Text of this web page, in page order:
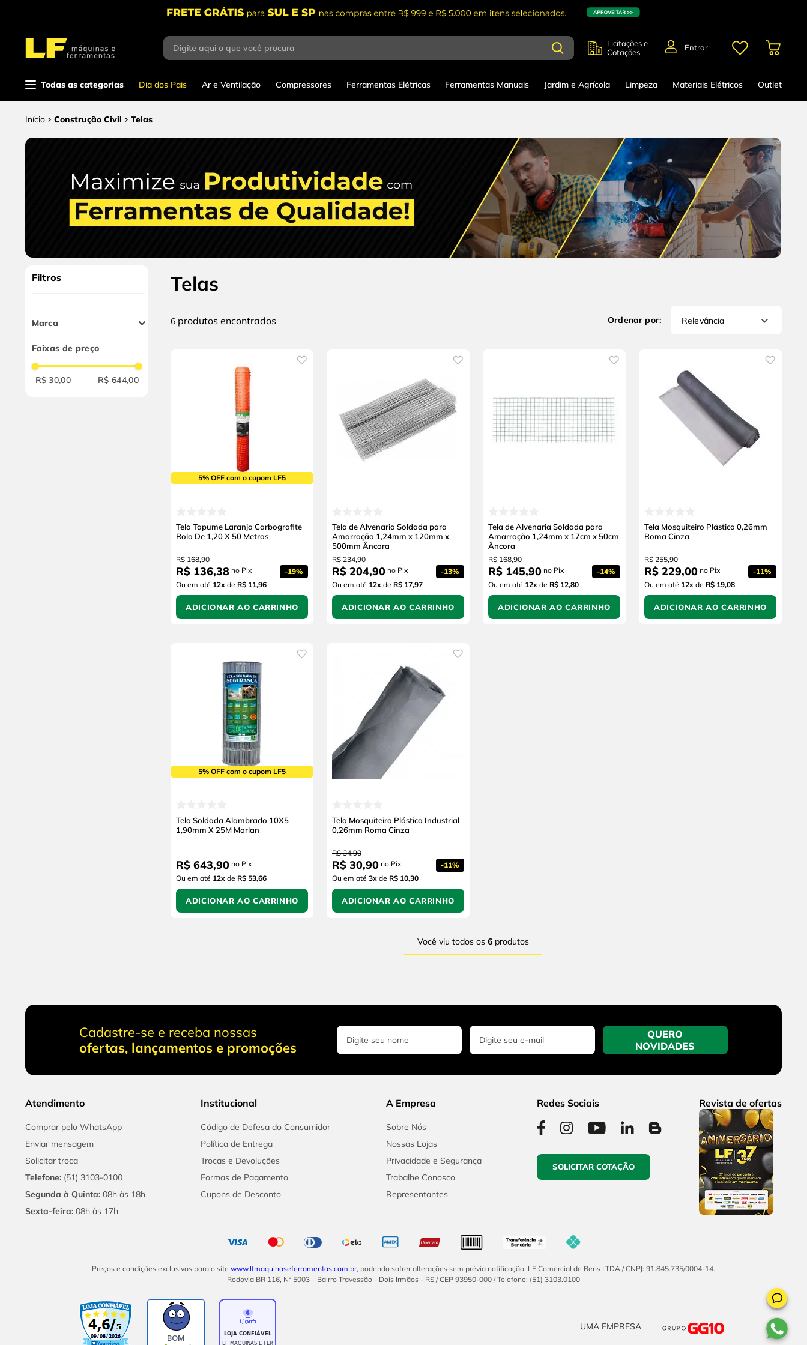
Digite aqui o que você procura
Licitações e
Cotações
Entrar
Todas as categorias Dia dos Pais Ar e Ventilação Compressores Ferramentas Elétricas Ferramentas Manuais Jardim e Agrícola Limpeza Materiais Elétricos Outlet
Construção Civil Telas
Filtros
Marca
Âncora
Morlan
Carbografite
Faixas de preço
R$ 30,00 R$ 644,00
Telas
6 produtos Relevância
5% OFF com o cupom LF5
Tela Tapume Laranja Carbografite
Rolo De 1,20 X 50 Metros
R$ 168,90
R$ 136,38 no Pix -19%
Ou em até 12x de R$ 11,96
ADICIONAR AO CARRINHO
Tela de Alvenaria Soldada para
Amarração 1,24mm x 120mm x
500mm Âncora
R$ 234,90
R$ 204,90 no Pix -13%
Ou em até 12x de R$ 17,97
ADICIONAR AO CARRINHO
Tela de Alvenaria Soldada para
Amarração 1,24mm x 17cm x 50cm
Âncora
R$ 168,90
R$ 145,90 no Pix -14%
Ou em até 12x de R$ 12,80
ADICIONAR AO CARRINHO
Tela Mosquiteiro Plástica 0,26mm
Roma Cinza
R$ 255,90
R$ 229,00 no Pix -11%
Ou em até 12x de R$ 19,08
ADICIONAR AO CARRINHO
5% OFF com o cupom LF5
Tela Soldada Alambrado 10X5
1,90mm X 25M Morlan
R$ 643,90 no Pix
Ou em até 12x de R$ 53,66
ADICIONAR AO CARRINHO
Tela Mosquiteiro Plástica Industrial
0,26mm Roma Cinza
R$ 34,90
R$ 30,90 no Pix -11%
Ou em até 3x de R$ 10,30
ADICIONAR AO CARRINHO
Você viu todos os 6produtos
Cadastre-se e receba nossas
ofertas, lançamentos e promoções
QUERO
NOVIDADES
Atendimento
Comprar pelo WhatsApp
Enviar mensagem
Solicitar troca
Telefone: (51) 3103-0100
Segunda à Quinta: 08h às 18h
Sexta-feira: 08h às 17h
Institucional
Código de Defesa do Consumidor
Política de Entrega
Trocas e Devoluções
Formas de Pagamento
Cupons de Desconto
A Empresa
Sobre Nós
Nossas Lojas
Privacidade e Segurança
Trabalhe Conosco
Representantes
Redes Sociais
SOLICITAR COTAÇÃO
Revista de ofertas
Preços e condições exclusivos para o site www.lfmaquinaseferramentas.com.br, podendo sofrer alterações sem prévia notificação. LF Comercial de Bens LTDA / CNPJ: 91.845.735/0004-14.
Rodovia BR 116, Nº 5003 – Bairro Travessão - Dois Irmãos - RS / CEP 93950-000 / Telefone: (51) 3103.0100
BOM
UMA EMPRESA
Termos mais
buscados
parafusadeira
serra circular